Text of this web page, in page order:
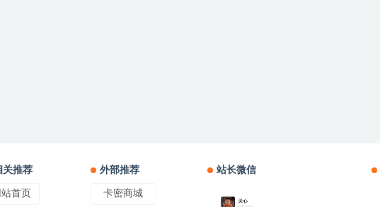
关推荐
站首页
外部推荐
卡密商城
站长微信